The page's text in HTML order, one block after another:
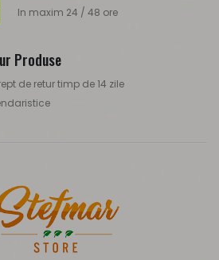
In maxim 24 / 48 ore
Produse
de retur timp de 14 zile